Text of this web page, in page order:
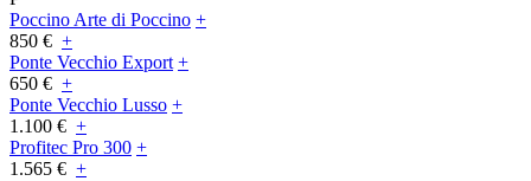
Poccino Arte di Poccino +
850 € +
Ponte Vecchio Export +
650 € +
Ponte Vecchio Lusso +
1.100 € +
Profitec Pro 300 +
1.565 € +